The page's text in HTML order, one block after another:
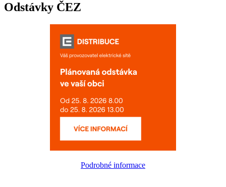
Odstávky ČEZ
Podrobné informace